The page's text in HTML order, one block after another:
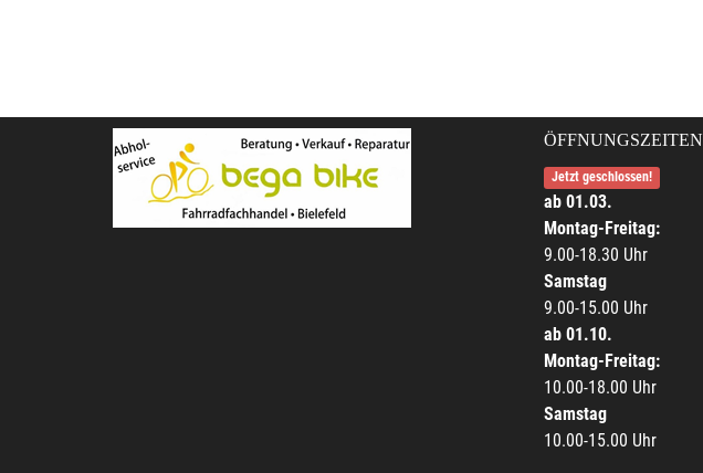
ÖFFNUNGSZEITEN
Jetzt geschlossen!
ab 01.03.
Montag-Freitag:
9.00-18.30 Uhr
Samstag
9.00-15.00 Uhr
ab 01.10.
Montag-Freitag:
10.00-18.00 Uhr
Samstag
10.00-15.00 Uhr